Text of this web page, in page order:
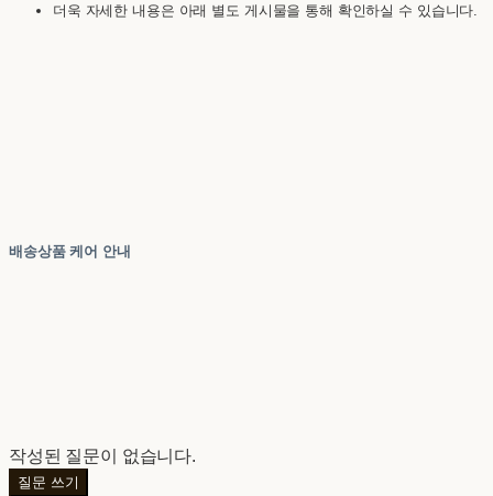
더욱 자세한 내용은 아래 별도 게시물을 통해 확인하실 수 있습니다.
배송상품 케어 안내
작성된 질문이 없습니다.
질문 쓰기